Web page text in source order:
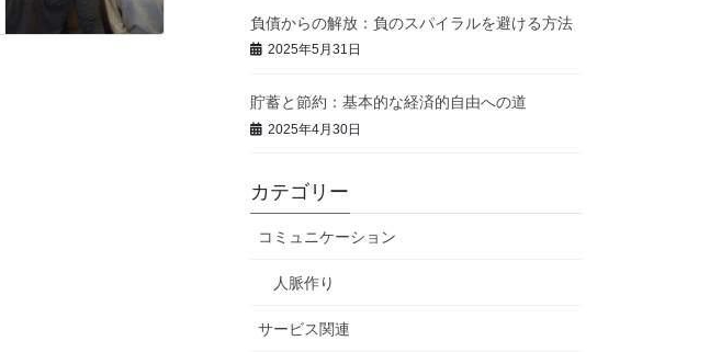
負債からの解放：負のスパイラルを避ける方法
2025年5月31日
貯蓄と節約：基本的な経済的自由への道
2025年4月30日
カテゴリー
コミュニケーション
人脈作り
サービス関連